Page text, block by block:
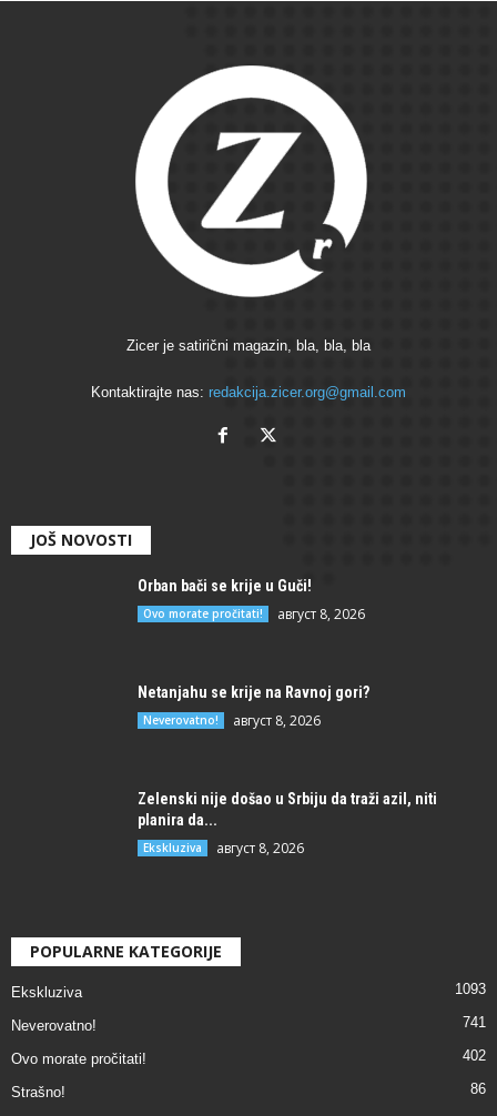
Zicer je satirični magazin, bla, bla, bla
Kontaktirajte nas: redakcija.zicer.org@gmail.com
JOŠ NOVOSTI
Orban bači se krije u Guči!
Ovo morate pročitati! август 8, 2026
Netanjahu se krije na Ravnoj gori?
Neverovatno! август 8, 2026
Zelenski nije došao u Srbiju da traži azil, niti
planira da...
Ekskluziva август 8, 2026
POPULARNE KATEGORIJE
Ekskluziva 1093
Neverovatno! 741
Ovo morate pročitati! 402
Strašno!
86